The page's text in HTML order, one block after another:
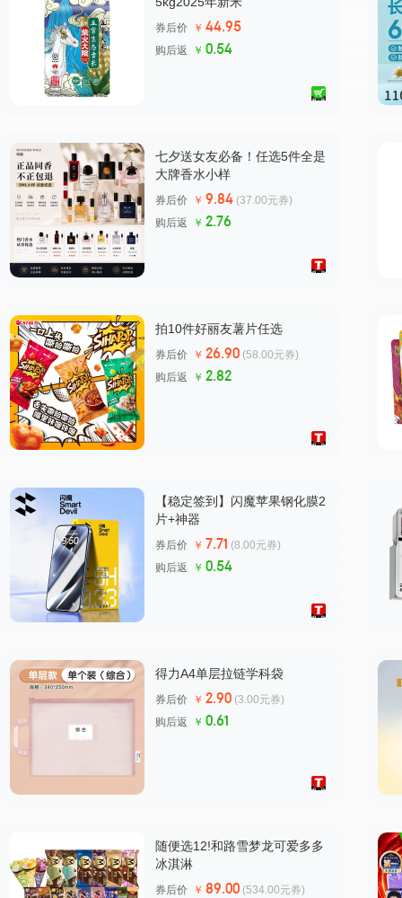
券后价 ￥ 44.95
购后返 ￥ 0.54
七夕送女友必备！任选5件全是
大牌香水小样
券后价 ￥ 9.84 (37.00元券)
购后返
￥ 2.76
拍10件好丽友薯片任选
券后价 ￥ 26.90 (58.00元券)
购后返
￥ 2.82
【稳定签到】闪魔苹果钢化膜2
片+神器
券后价 ￥ 7.71 (8.00元券)
购后返
￥ 0.54
得力A4单层拉链学科袋
券后价 ￥ 2.90 (3.00元券)
购后返
￥ 0.61
随便选12!和路雪梦龙可爱多多
冰淇淋
券后价 ￥ 89.00 (534.00元券)